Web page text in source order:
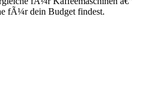
fÃ¼r dein Budget findest.